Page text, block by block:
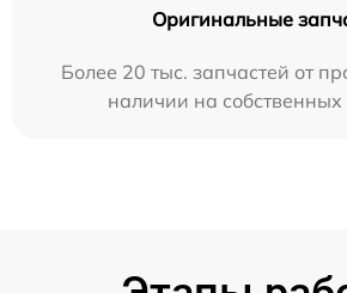
Оригинальные
Более 20 тыс. запчастей от
наличии на собственных